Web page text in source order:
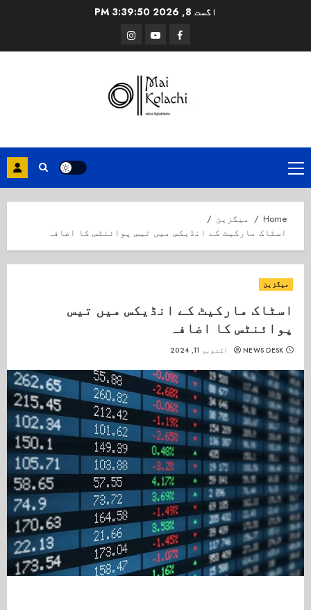
اگست 8, 2026 3:39:50 PM
Facebook
Youtube
Instagram
Primary
Menu
Home
میگزین
اسٹاک مارکیٹ کے انڈیکس میں تیس پوائنٹس کا اضافہ
میگزین
اسٹاک مارکیٹ کے انڈیکس میں تیس
پوائنٹس کا اضافہ
NEWS DESK اکتوبر 11, 2024